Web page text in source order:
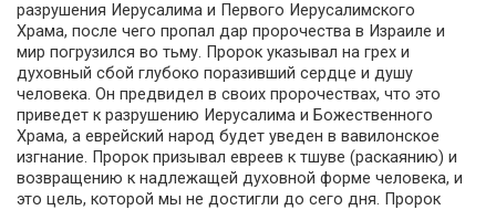
разрушения Иерусалима и Первого Иерусалимского
Храма, после чего пропал дар пророчества в Израиле и
мир погрузился во тьму. Пророк указывал на грех и
духовный сбой глубоко поразивший сердце и душу
человека. Он предвидел в своих пророчествах, что это
приведет к разрушению Иерусалима и Божественного
Храма, а еврейский народ будет уведен в вавилонское
изгнание. Пророк призывал евреев к тшуве (раскаянию) и
возвращению к надлежащей духовной форме человека, и
это цель, которой мы не достигли до сего дня. Пророк